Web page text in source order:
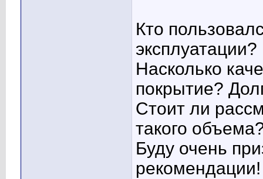
Кто
эксплуатации?
Насколько
покрытие?
Стоит ли
такого
Буду очень
рекомендации!